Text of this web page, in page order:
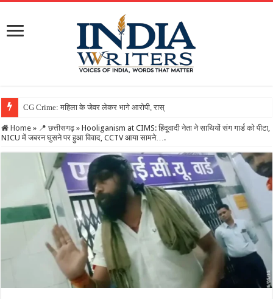
Home » 📍 छत्तीसगढ़ » Hooliganism at CIMS: हिंदूवादी नेता ने साथियों संग गार्ड को पीटा,
NICU में जबरन घुसने पर हुआ विवाद, CCTV आया सामने….